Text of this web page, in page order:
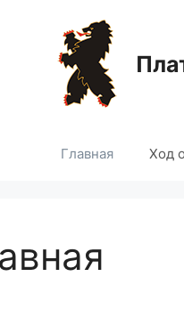
Главная Ход